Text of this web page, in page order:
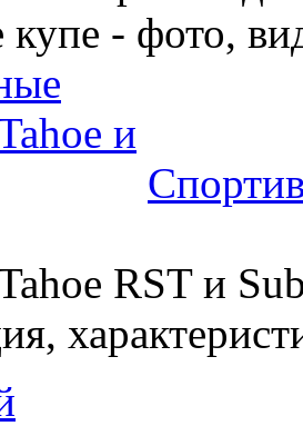
купе - фото,
RST и